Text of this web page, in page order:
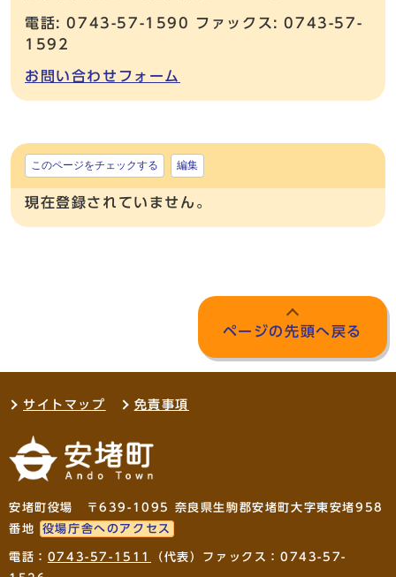
電話: 0743-57-1590 ファックス: 0743-57-
1592
お問い合わせフォーム
このページをチェックする 編集
現在登録されていません。
ページの先頭へ戻る
サイトマップ 免責事項
安堵町役場 〒639-1095 奈良県生駒郡安堵町大字東安堵958
番地
役場庁舎へのアクセス
電話： 0743-57-1511
（代表）ファックス：0743-57-